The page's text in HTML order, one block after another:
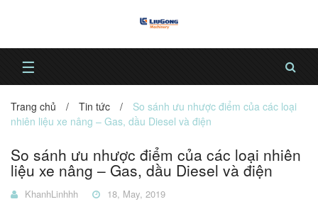
☰
Trang chủ / Tin tức /
So sánh ưu nhược điểm của các loại
nhiên liệu xe nâng – Gas, dầu Diesel và điện
So sánh ưu nhược điểm của các loại nhiên
liệu xe nâng – Gas, dầu Diesel và điện
KhanhLinhhh 18, May, 2019